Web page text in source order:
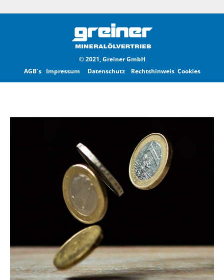
© 2021, Greiner GmbH
AGB´s
Impressum Datenschutz Rechtshinweis Cookies